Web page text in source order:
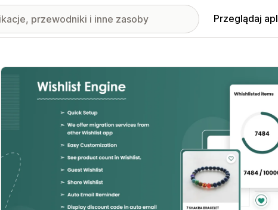
Przeglądaj
Wyróżnione obrazy w galerii